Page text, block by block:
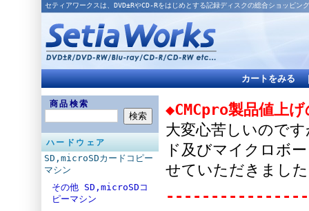
セティアワークスは、DVD±RやCD-Rをはじめとする記録ディスクの総合ショッピン
カートをみる
商品検索
ハードウェア
SD,microSDカードコピー
マシン
その他 SD,microSDコ
ピーマシン
◆CMCpro製品値上
大変心苦しいので
ド及びマイクロボ
せていただきまし